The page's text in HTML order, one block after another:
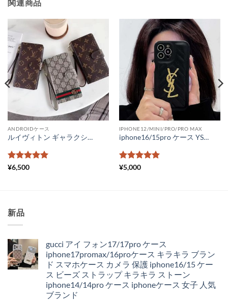
関連商品
ANDROIDケース
ルイヴィトン ギャラクシーシリーズ ブランド アンドロイドワン ケース かわいい スマホケース エクスペリア aquos 携帯カバー 6.7インチ以下全機種対応
5段階中
¥6,500
IPHONE12/MINI/PRO/PRO MAX
iphone16/15pro ケース YSLロゴ アイフォン14/14pro/14promaxケース おしゃれ サンローラン iphone13promaxケース レザー iphone12 スマホケース かわいい
5段階中
¥5,000
新品
gucci アイ フォン17/17pro ケース
iphone17promax/16proケース キラキラ ブラン
ド スマホケース カメラ 保護 iphone16/15 ケー
ス ビーズ ストラップ キラキラ ストーン
iphone14/14pro ケース iphoneケース 女子 人気
ブランド